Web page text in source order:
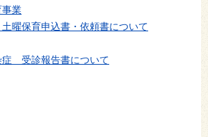
事業
曜保育申込書・依頼書について
症 受診報告書について